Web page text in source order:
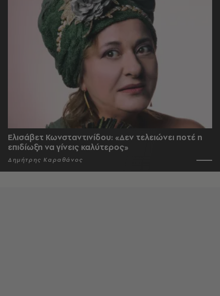
Ελισάβετ Κωνσταντινίδου: «Δεν τελειώνει ποτέ η
επιδίωξη να γίνεις καλύτερος»
Δημήτρης Καραθάνος